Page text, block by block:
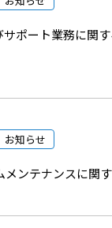
ポート業務に関
お知らせ
メンテナンスに関